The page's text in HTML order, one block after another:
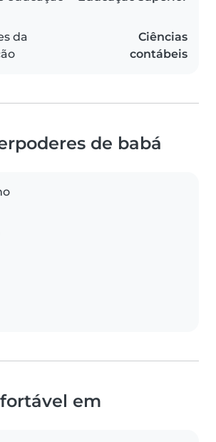
da
Ciências
contábeis
de babá
em